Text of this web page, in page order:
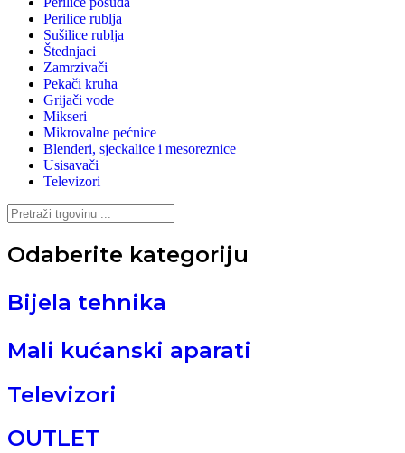
Perilice rublja
Sušilice rublja
Štednjaci
Zamrzivači
Pekači kruha
Grijači vode
Mikseri
Mikrovalne pećnice
Blenderi, sjeckalice i mesoreznice
Usisavači
Televizori
Search
for:
Odaberite kategoriju
Bijela tehnika
Mali kućanski aparati
Televizori
OUTLET